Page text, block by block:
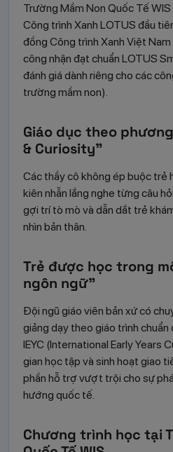
Trường Mầm Non Quốc Tế
Công trình Xanh LOTUS đầu
đồng Công trình Xanh Việt
công nhận đạt chuẩn LOTUS
đánh giá dành riêng cho các
trường mầm non).
Giáo dục theo
& Curiosity”
Các thầy cô không ép buộc trẻ
kiên nhẫn lắng nghe từng câu
gợi trí tò mò và dẫn dắt trẻ
nhìn bản thân.
Trẻ được học trong
ngôn ngữ”
Đội ngũ giáo viên bản xứ có
giảng dạy theo giáo trình
IEYC (International Early Years
gian học tập và sinh hoạt giao
phần hỗ trợ vượt trội cho sự
hướng quốc tế.
Chương trình học tại